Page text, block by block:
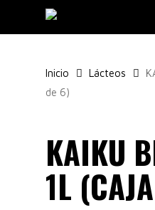
main
Inicio Lácteos
de 6)
KAIKU
1L